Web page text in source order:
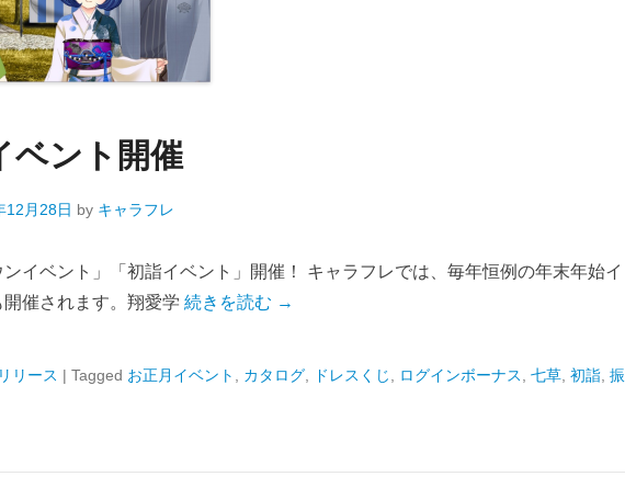
ベント開催
12月28日 by キャラフレ
ンイベント」「初詣イベント」開催！ キャラフレでは、毎年恒例の年末年始イ
催されます。翔愛学 続きを読む →
リース | Tagged お正月イベント カタログ ドレスくじ ログインボーナス 七草 初詣 振